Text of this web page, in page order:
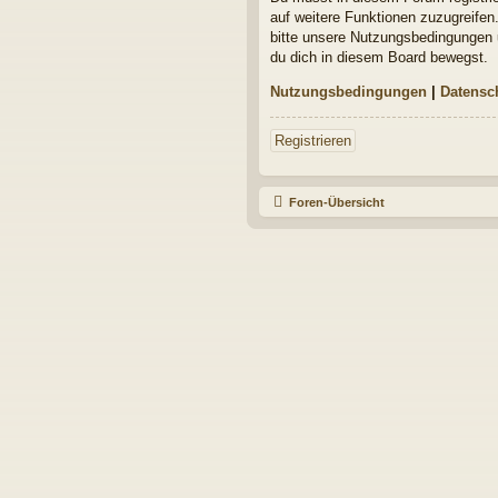
auf weitere Funktionen
bitte unsere
du dich in diesem Board bewegst.
Nutzungsbedingungen |
Registrieren
Foren-Übersicht